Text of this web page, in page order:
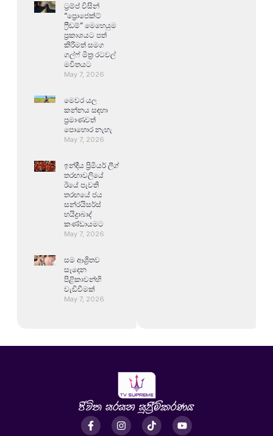
ට්‍රම්ප් විසින්
“ප්‍රොජෙක්ට්
ෆ්‍රීඩම්” මෙහෙයුම
ප්‍රකාශයට පත්
කිරීමත් සමග
ගල්ෆ් මිත්‍ර රටවල්
මවිතයට
May 7, 2026
මෙවර යල
කන්නය සඳහා
ප්‍රමාණවත්
පොහොර නැහැ
May 7, 2026
ඉන්දීය ප්‍රිමියර් ලීග්
තරඟාවලියේ
ඊයේ පැවති
තරඟයේ ජය
සන්රයිසර්ස්
හයිද්‍රාබාද්
කණ්ඩායමට
May 7, 2026
සම ආශ්‍රිතව
සෑදෙන
පිළිකාවන්හි
වැඩිවීමක්
May 7, 2026